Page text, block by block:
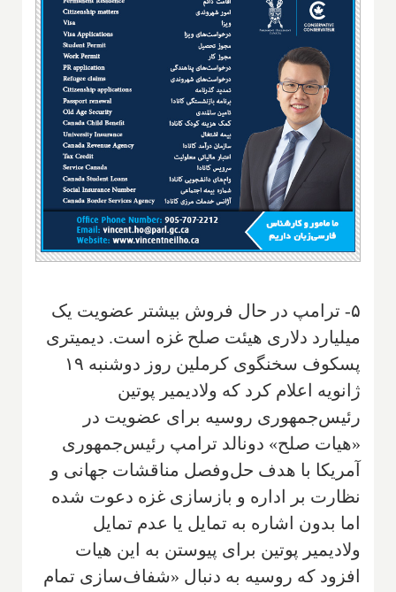
۵- ترامپ در حال فروش بیشتر عضویت یک
میلیارد دلاری هیئت صلح غزه است. دیمیتری
پسکوف سخنگوی کرملین روز دوشنبه ۱۹
ژانویه اعلام کرد که ولادیمیر پوتین
رئیس‌جمهوری روسیه برای عضویت در
«هیات صلح» دونالد ترامپ رئیس‌جمهوری
آمریکا با هدف حل‌وفصل مناقشات جهانی و
نظارت بر اداره و بازسازی غزه دعوت شده
اما بدون اشاره به تمایل یا عدم تمایل
ولادیمیر پوتین برای پیوستن به این هیات
افزود که روسیه به دنبال «شفاف‌سازی تمام